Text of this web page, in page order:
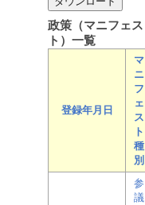
政策（マニフェス
ト）一覧
登録年月日
マ
ニ
フ
ェ
ス
ト
種
別
参
議